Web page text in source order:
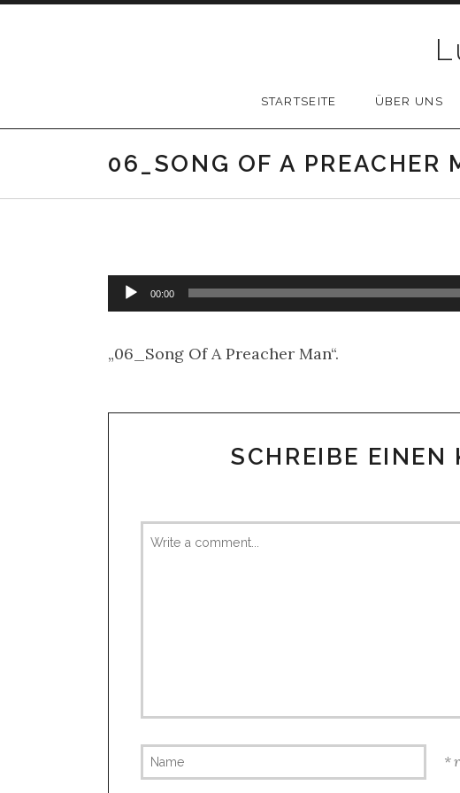
STARTSEITE ÜBER UNS
06_SONG OF A PREACHER
Audio-Player
00:00
„06_Song Of A Preacher Man“.
SCHREIBE EINEN